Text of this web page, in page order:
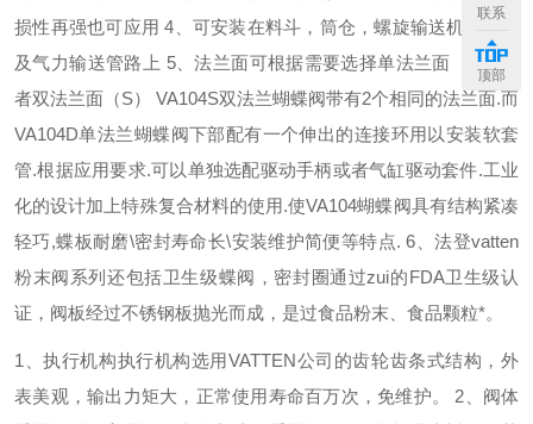
损性再强也可应用 4 、可安装在料斗，筒仓，螺旋输送机出口以
及气力输送管路上 5、法兰面可根据需要选择单法兰面（ D）或
者双法兰面（S） VA104S双法兰蝴蝶阀带有2个相同的法兰面.而
VA104D单法兰蝴蝶阀下部配有一个伸出的连接环用以安装软套
管.根据应用要求.可以单独选配驱动手柄或者气缸驱动套件.工业
化的设计加上特殊复合材料的使用.使VA104蝴蝶阀具有结构紧凑
轻巧,蝶板耐磨\密封寿命长\安装维护简便等特点. 6 、法登vatten
粉末阀系列还包括卫生级蝶阀，密封圈通过zui的FDA卫生级认
证，阀板经过不锈钢板抛光而成，是过食品粉末、食品颗粒*。
1 、执行机构执行机构选用VATTEN公司的齿轮齿条式结构，外
表美观，输出力矩大，正常使用寿命百万次，免维护。
2 、阀体
联系
顶部